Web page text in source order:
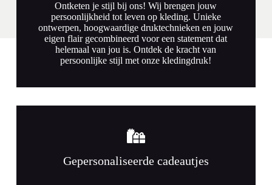
Ontketen je stijl bij ons! Wij brengen jouw
persoonlijkheid tot leven op kleding. Unieke
ontwerpen, hoogwaardige druktechnieken en jouw
eigen flair gecombineerd voor een statement dat
helemaal van jou is. Ontdek de kracht van
persoonlijke stijl met onze kledingdruk!
Gepersonaliseerde cadeautjes